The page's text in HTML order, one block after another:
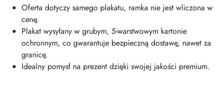
Oferta dotyczy samego plakatu, ramka nie jest wliczona w
cenę.
Plakat wysyłany w grubym, 5-warstwowym kartonie
ochronnym, co gwarantuje bezpieczną dostawę, nawet za
granicę.
Idealny pomysł na prezent dzięki swojej jakości premium.